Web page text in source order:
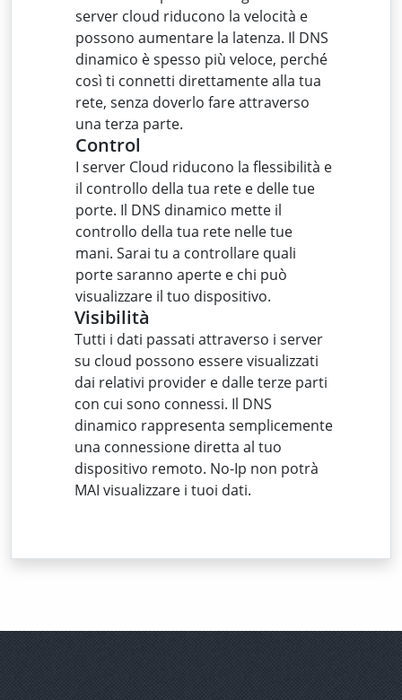
server cloud riducono la velocità e
possono aumentare la latenza. Il DNS
dinamico è spesso più veloce, perché
così ti connetti direttamente alla tua
rete, senza doverlo fare attraverso
una terza parte.
Control
I server Cloud riducono la flessibilità e
il controllo della tua rete e delle tue
porte. Il DNS dinamico mette il
controllo della tua rete nelle tue
mani. Sarai tu a controllare quali
porte saranno aperte e chi può
visualizzare il tuo dispositivo.
Visibilità
Tutti i dati passati attraverso i server
su cloud possono essere visualizzati
dai relativi provider e dalle terze parti
con cui sono connessi. Il DNS
dinamico rappresenta semplicemente
una connessione diretta al tuo
dispositivo remoto. No-Ip non potrà
MAI visualizzare i tuoi dati.